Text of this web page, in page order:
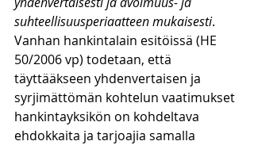
suhteellisuusperiaatteen mukaisesti.
Vanhan hankintalain esitöissä (HE
50/2006 vp) todetaan, että
täyttääkseen yhdenvertaisen ja
syrjimättömän kohtelun vaatimukset
hankintayksikön on kohdeltava
ehdokkaita ja tarjoajia samalla